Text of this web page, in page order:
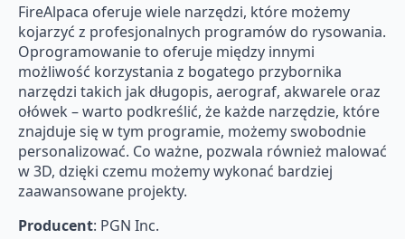
FireAlpaca oferuje wiele narzędzi, które możemy
kojarzyć z profesjonalnych programów do rysowania.
Oprogramowanie to oferuje między innymi
możliwość korzystania z bogatego przybornika
narzędzi takich jak długopis, aerograf, akwarele oraz
ołówek – warto podkreślić, że każde narzędzie, które
znajduje się w tym programie, możemy swobodnie
personalizować. Co ważne, pozwala również malować
w 3D, dzięki czemu możemy wykonać bardziej
zaawansowane projekty.
Producent: PGN Inc.